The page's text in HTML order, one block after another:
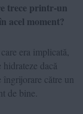
trece printr-un
acel moment?
era implicată,
dacă
îngrijorare către un
de bine.